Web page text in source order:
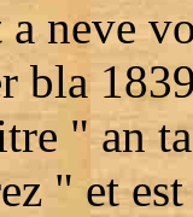
a neve
bla
" an
" et